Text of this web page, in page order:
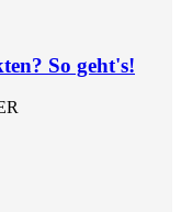
So geht's!